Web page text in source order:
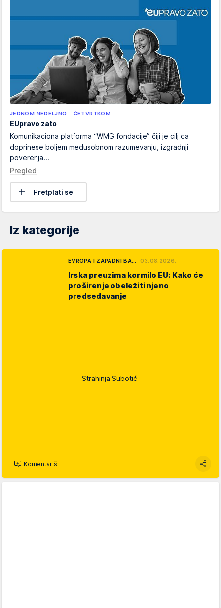
JEDNOM NEDELJNO - ČETVRTKOM
EUpravo zato
Komunikaciona platforma “WMG fondacije” čiji je cilj da
doprinese boljem međusobnom razumevanju, izgradnji
poverenja...
Pregled
Pretplati se!
Iz kategorije
EVROPA I ZAPADNI BA… 03.08.2026.
Irska preuzima kormilo EU: Kako će
proširenje obeležiti njeno
predsedavanje
Strahinja Subotić
Komentariši